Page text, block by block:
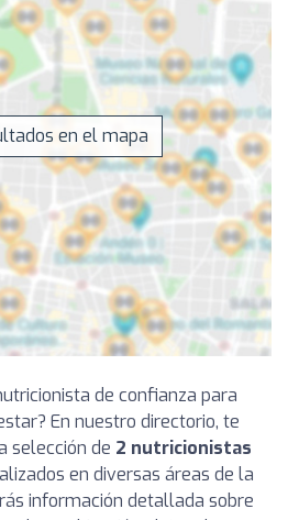
en el mapa
de confianza para
En nuestro directorio, te
selección de 2 nutricionistas
en diversas áreas de la
información detallada sobre